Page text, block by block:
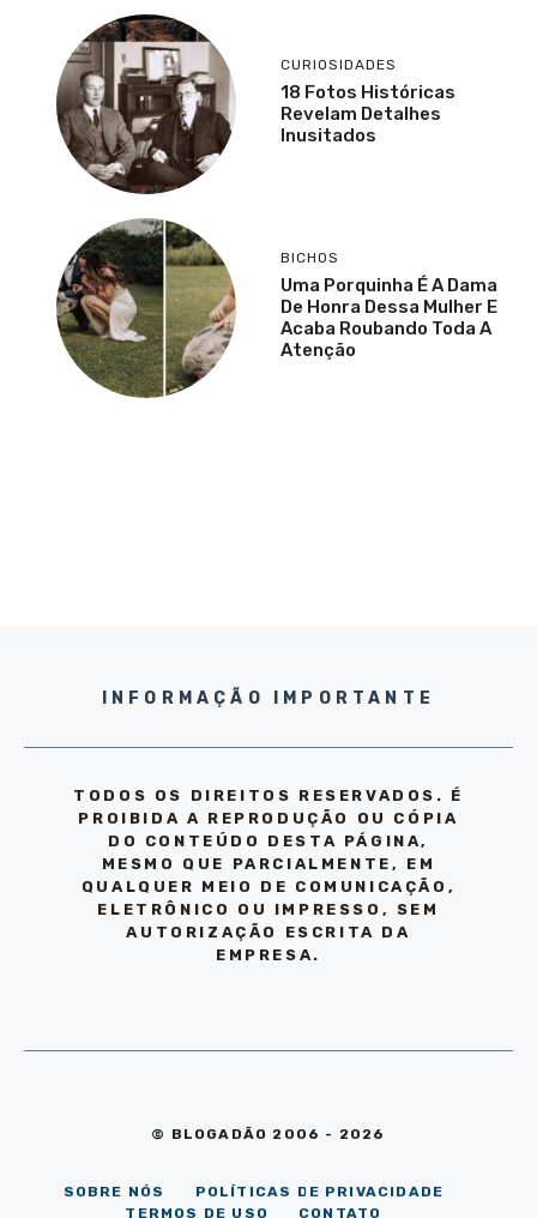
CURIOSIDADES
18 Fotos Históricas
Revelam Detalhes
Inusitados
BICHOS
Uma Porquinha É A Dama
De Honra Dessa Mulher E
Acaba Roubando Toda A
Atenção
INFORMAÇÃO IMPORTANTE
TODOS OS DIREITOS RESERVADOS. É
PROIBIDA A REPRODUÇÃO OU CÓPIA
DO CONTEÚDO DESTA PÁGINA,
MESMO QUE PARCIALMENTE, EM
QUALQUER MEIO DE COMUNICAÇÃO,
ELETRÔNICO OU IMPRESSO, SEM
AUTORIZAÇÃO ESCRITA DA
EMPRESA.
© BLOGADÃO 2006 - 2026
SOBRE NÓS
POLÍTICAS DE PRIVACIDADE
TERMOS DE USO
CONTATO